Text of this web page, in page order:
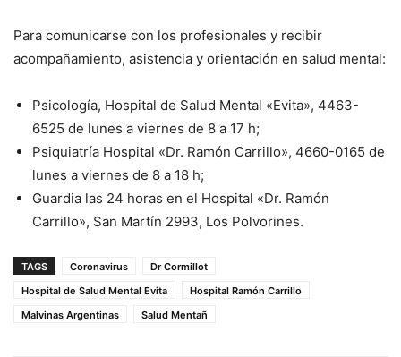
Para comunicarse con los profesionales y recibir
acompañamiento, asistencia y orientación en salud mental:
Psicología, Hospital de Salud Mental «Evita», 4463-
6525 de lunes a viernes de 8 a 17 h;
Psiquiatría Hospital «Dr. Ramón Carrillo», 4660-0165 de
lunes a viernes de 8 a 18 h;
Guardia las 24 horas en el Hospital «Dr. Ramón
Carrillo», San Martín 2993, Los Polvorines.
TAGS Coronavirus
Dr Cormillot
Hospital de Salud Mental Evita
Hospital Ramón Carrillo
Malvinas Argentinas
Salud Mentañ